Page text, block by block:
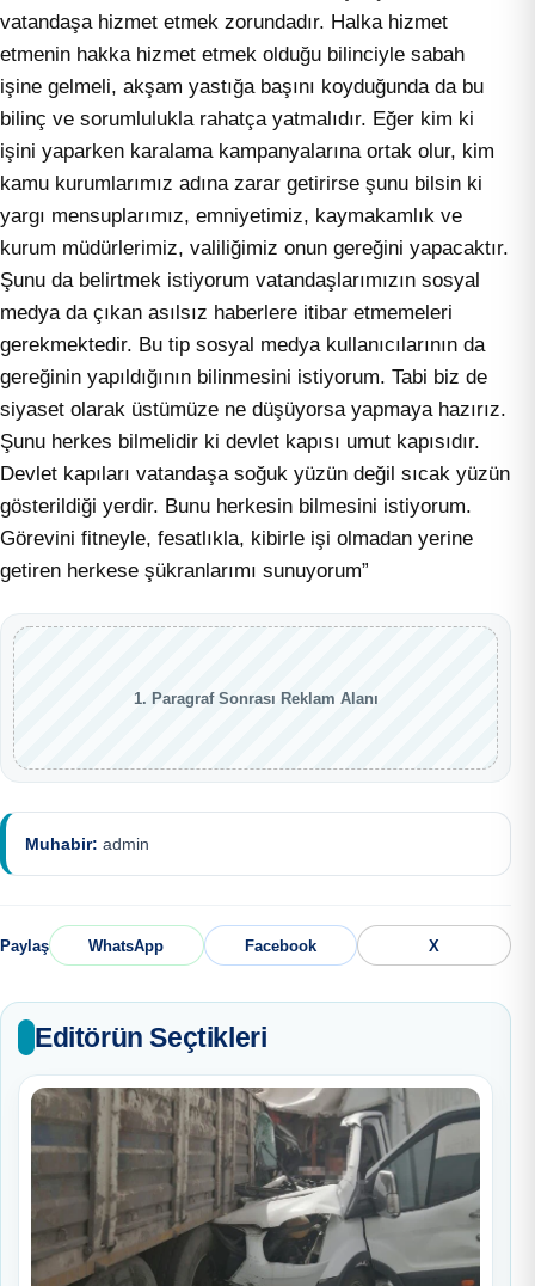
vatandaşa hizmet etmek zorundadır. Halka hizmet
etmenin hakka hizmet etmek olduğu bilinciyle sabah
işine gelmeli, akşam yastığa başını koyduğunda da bu
bilinç ve sorumlulukla rahatça yatmalıdır. Eğer kim ki
işini yaparken karalama kampanyalarına ortak olur, kim
kamu kurumlarımız adına zarar getirirse şunu bilsin ki
yargı mensuplarımız, emniyetimiz, kaymakamlık ve
kurum müdürlerimiz, valiliğimiz onun gereğini yapacaktır.
Şunu da belirtmek istiyorum vatandaşlarımızın sosyal
medya da çıkan asılsız haberlere itibar etmemeleri
gerekmektedir. Bu tip sosyal medya kullanıcılarının da
gereğinin yapıldığının bilinmesini istiyorum. Tabi biz de
siyaset olarak üstümüze ne düşüyorsa yapmaya hazırız.
Şunu herkes bilmelidir ki devlet kapısı umut kapısıdır.
Devlet kapıları vatandaşa soğuk yüzün değil sıcak yüzün
gösterildiği yerdir. Bunu herkesin bilmesini istiyorum.
Görevini fitneyle, fesatlıkla, kibirle işi olmadan yerine
getiren herkese şükranlarımı sunuyorum”
1. Paragraf Sonrası Reklam Alanı
Muhabir: admin
Paylaş WhatsApp Facebook X
Editörün Seçtikleri